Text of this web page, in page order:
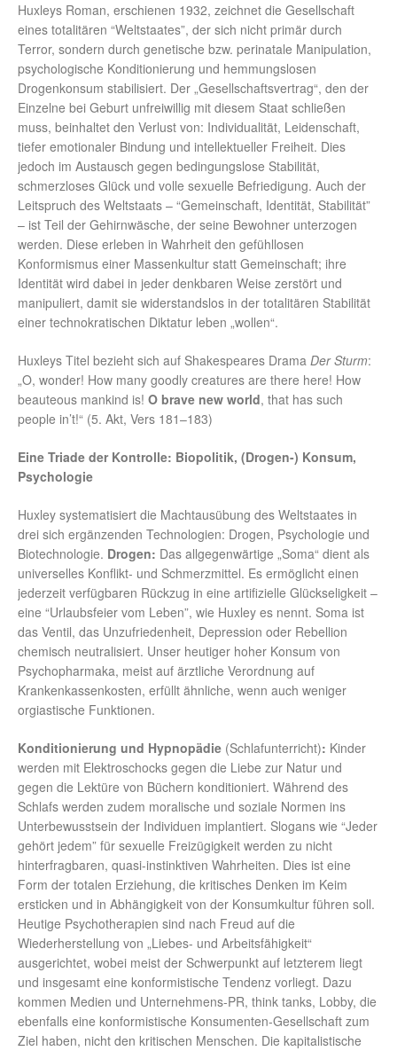
Huxleys Roman, erschienen 1932, zeichnet die Gesellschaft
eines totalitären “Weltstaates”, der sich nicht primär durch
Terror, sondern durch genetische bzw. perinatale Manipulation,
psychologische Konditionierung und hemmungslosen
Drogenkonsum stabilisiert. Der „Gesellschaftsvertrag“, den der
Einzelne bei Geburt unfreiwillig mit diesem Staat schließen
muss, beinhaltet den Verlust von: Individualität, Leidenschaft,
tiefer emotionaler Bindung und intellektueller Freiheit. Dies
jedoch im Austausch gegen bedingungslose Stabilität,
schmerzloses Glück und volle sexuelle Befriedigung. Auch der
Leitspruch des Weltstaats – “Gemeinschaft, Identität, Stabilität”
– ist Teil der Gehirnwäsche, der seine Bewohner unterzogen
werden. Diese erleben in Wahrheit den gefühllosen
Konformismus einer Massenkultur statt Gemeinschaft; ihre
Identität wird dabei in jeder denkbaren Weise zerstört und
manipuliert, damit sie widerstandslos in der totalitären Stabilität
einer technokratischen Diktatur leben „wollen“.
Huxleys Titel bezieht sich auf Shakespeares Drama Der Sturm:
„O, wonder! How many goodly creatures are there here! How
beauteous mankind is! O brave new world, that has such
people in’t!“ (5. Akt, Vers 181–183)
Eine Triade der Kontrolle: Biopolitik, (Drogen-) Konsum,
Psychologie
Huxley systematisiert die Machtausübung des Weltstaates in
drei sich ergänzenden Technologien: Drogen, Psychologie und
Biotechnologie. Drogen: Das allgegenwärtige „Soma“ dient als
universelles Konflikt- und Schmerzmittel. Es ermöglicht einen
jederzeit verfügbaren Rückzug in eine artifizielle Glückseligkeit –
eine “Urlaubsfeier vom Leben”, wie Huxley es nennt. Soma ist
das Ventil, das Unzufriedenheit, Depression oder Rebellion
chemisch neutralisiert. Unser heutiger hoher Konsum von
Psychopharmaka, meist auf ärztliche Verordnung auf
Krankenkassenkosten, erfüllt ähnliche, wenn auch weniger
orgiastische Funktionen.
Konditionierung und Hypnopädie (Schlafunterricht): Kinder
werden mit Elektroschocks gegen die Liebe zur Natur und
gegen die Lektüre von Büchern konditioniert. Während des
Schlafs werden zudem moralische und soziale Normen ins
Unterbewusstsein der Individuen implantiert. Slogans wie “Jeder
gehört jedem” für sexuelle Freizügigkeit werden zu nicht
hinterfragbaren, quasi-instinktiven Wahrheiten. Dies ist eine
Form der totalen Erziehung, die kritisches Denken im Keim
ersticken und in Abhängigkeit von der Konsumkultur führen soll.
Heutige Psychotherapien sind nach Freud auf die
Wiederherstellung von „Liebes- und Arbeitsfähigkeit“
ausgerichtet, wobei meist der Schwerpunkt auf letzterem liegt
und insgesamt eine konformistische Tendenz vorliegt. Dazu
kommen Medien und Unternehmens-PR, think tanks, Lobby, die
ebenfalls eine konformistische Konsumenten-Gesellschaft zum
Ziel haben, nicht den kritischen Menschen. Die kapitalistische